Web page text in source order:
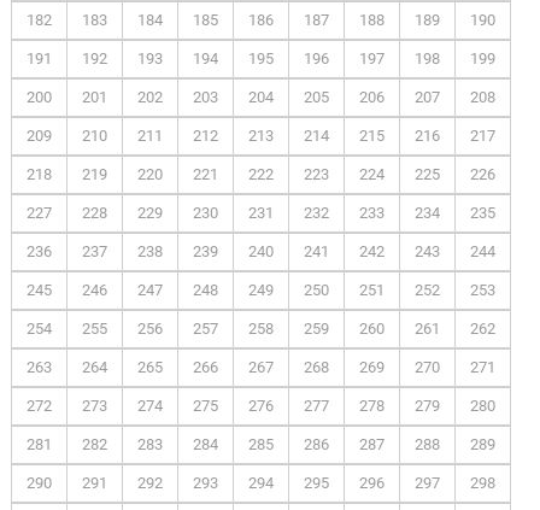
182 183 184 185 186 187 188 189 190
191 192 193 194 195 196 197 198 199
200 201 202 203 204 205 206 207 208
209 210 211 212 213 214 215 216 217
218 219 220 221 222 223 224 225 226
227 228 229 230 231 232 233 234 235
236 237 238 239 240 241 242 243 244
245 246 247 248 249 250 251 252 253
254 255 256 257 258 259 260 261 262
263 264 265 266 267 268 269 270 271
272 273 274 275 276 277 278 279 280
281 282 283 284 285 286 287 288 289
290 291 292 293 294 295 296 297 298